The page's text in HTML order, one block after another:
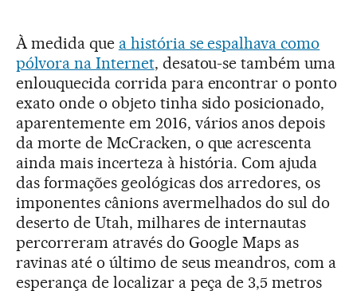
À medida que a história se espalhava como
pólvora na Internet, desatou-se também uma
enlouquecida corrida para encontrar o ponto
exato onde o objeto tinha sido posicionado,
aparentemente em 2016, vários anos depois
da morte de McCracken, o que acrescenta
ainda mais incerteza à história. Com ajuda
das formações geológicas dos arredores, os
imponentes cânions avermelhados do sul do
deserto de Utah, milhares de internautas
percorreram através do Google Maps as
ravinas até o último de seus meandros, com a
esperança de localizar a peça de 3,5 metros